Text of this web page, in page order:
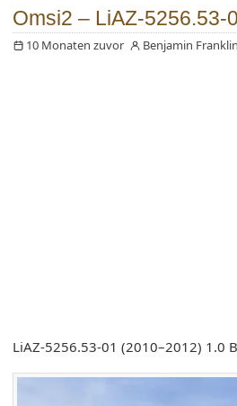
Omsi2 – LiAZ-5256.53-
10 Monaten zuvor Benjamin Franklin
LiAZ-5256.53-01 (2010–2012) 1.0